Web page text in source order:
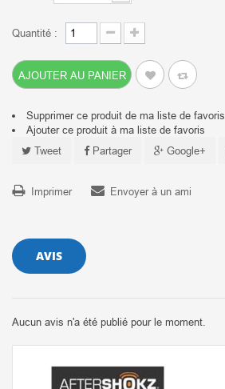
Quantité :
AJOUTER AU PANIER
Supprimer ce produit de ma liste de favoris
Ajouter ce produit à ma liste de favoris
Tweet
Partager Google+
Imprimer Envoyer à un ami
AVIS
Aucun avis n'a été publié pour le moment.